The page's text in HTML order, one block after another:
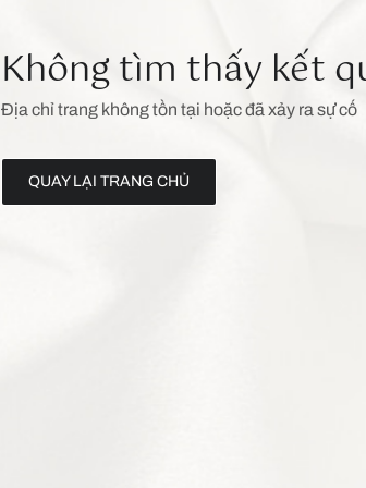
Không tìm thấy kết
Địa chỉ trang không tồn tại hoặc đã xảy ra sự cố
QUAY LẠI TRANG CHỦ